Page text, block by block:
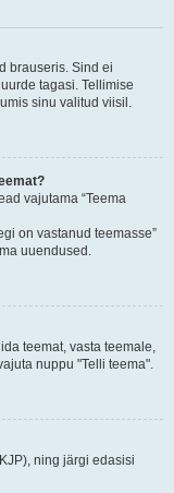
brauseris. Sind ei
tagasi. Tellimise
sinu valitud viisil.
vajutama “Teema
on vastanud teemasse”
uuendused.
teemat, vasta teemale,
nuppu "Telli teema".
ning järgi edasisi